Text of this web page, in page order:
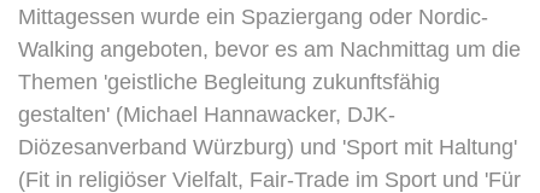
Mittagessen wurde ein Spaziergang oder Nordic-
Walking angeboten, bevor es am Nachmittag um die
Themen 'geistliche Begleitung zukunftsfähig
gestalten' (Michael Hannawacker, DJK-
Diözesanverband Würzburg) und 'Sport mit Haltung'
(Fit in religiöser Vielfalt, Fair-Trade im Sport und 'Für